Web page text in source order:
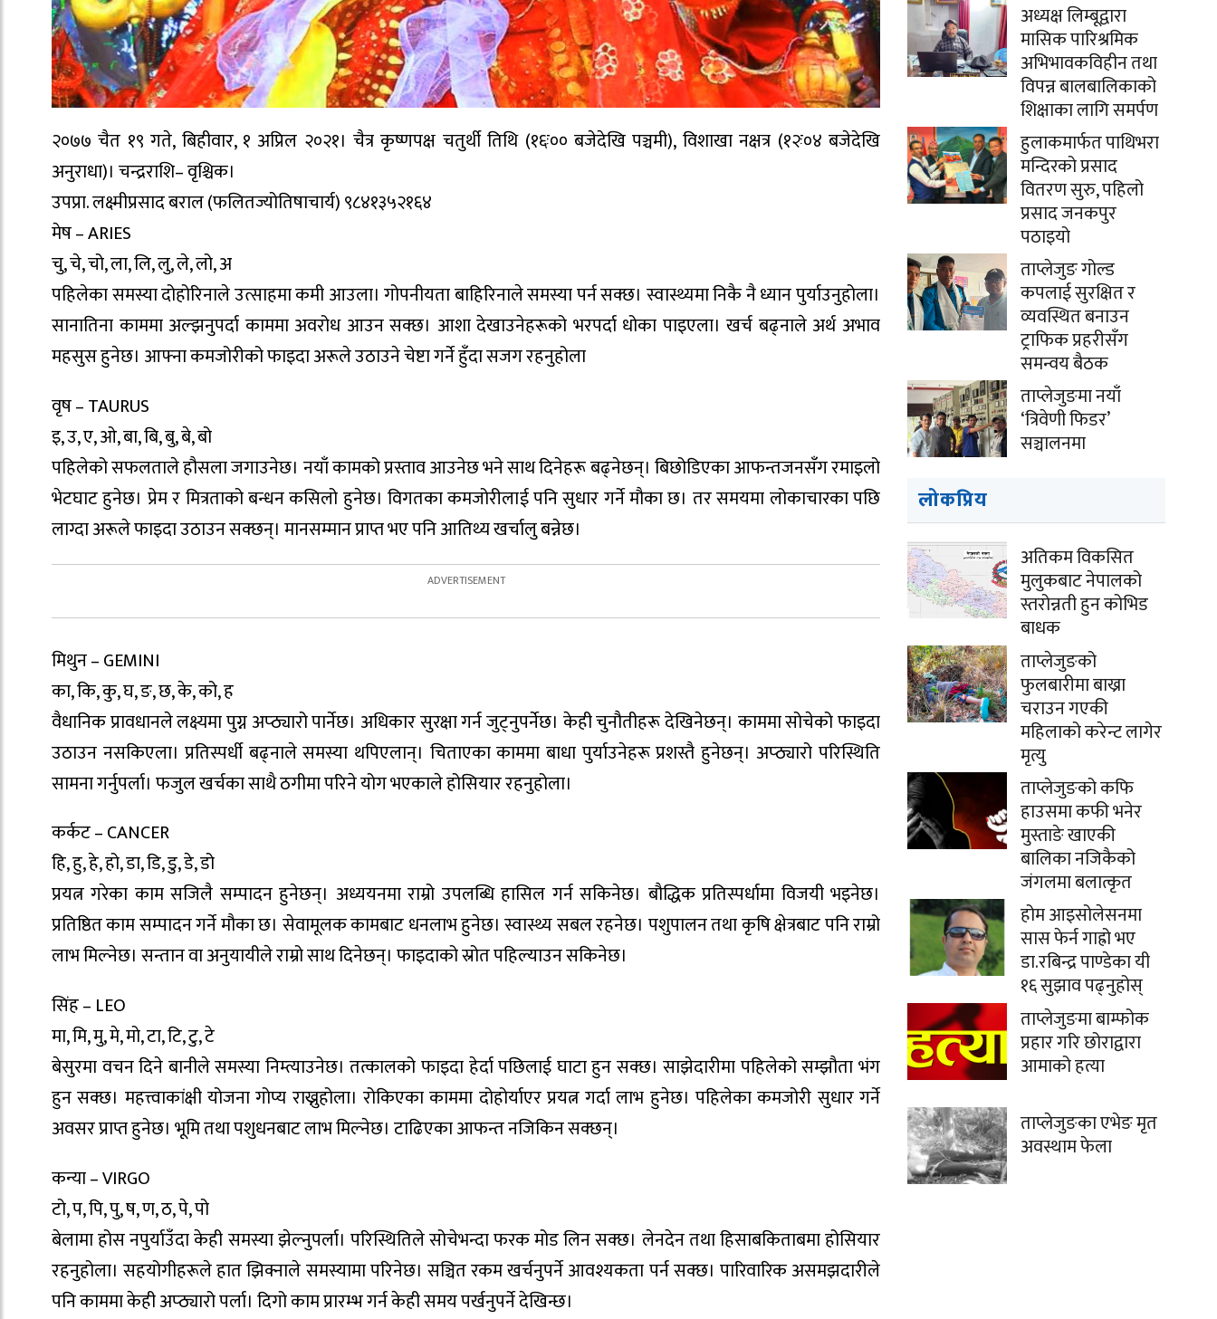
२०७७ चैत १९ गते, बिहीवार, १ अप्रिल २०२१। चैत्र कृष्णपक्ष चतुर्थी तिथि (१६ः०० बजेदेखि पञ्चमी), विशाखा नक्षत्र (१२ः०४ बजेदेखि
अनुराधा)। चन्द्रराशि– वृश्चिक।
उपप्रा. लक्ष्मीप्रसाद बराल (फलितज्योतिषाचार्य) ९८४१३५२१६४
मेष – ARIES
चु, चे, चो, ला, लि, लु, ले, लो, अ
पहिलेका समस्या दोहोरिनाले उत्साहमा कमी आउला। गोपनीयता बाहिरिनाले समस्या पर्न सक्छ। स्वास्थ्यमा निकै नै ध्यान पुर्याउनुहोला।
सानातिना काममा अल्झनुपर्दा काममा अवरोध आउन सक्छ। आशा देखाउनेहरूको भरपर्दा धोका पाइएला। खर्च बढ्नाले अर्थ अभाव
महसुस हुनेछ। आफ्ना कमजोरीको फाइदा अरूले उठाउने चेष्टा गर्ने हुँदा सजग रहनुहोला
वृष – TAURUS
इ, उ, ए, ओ, बा, बि, बु, बे, बो
पहिलेको सफलताले हौसला जगाउनेछ। नयाँ कामको प्रस्ताव आउनेछ भने साथ दिनेहरू बढ्नेछन्। बिछोडिएका आफन्तजनसँग रमाइलो
भेटघाट हुनेछ। प्रेम र मित्रताको बन्धन कसिलो हुनेछ। विगतका कमजोरीलाई पनि सुधार गर्ने मौका छ। तर समयमा लोकाचारका पछि
लाग्दा अरूले फाइदा उठाउन सक्छन्। मानसम्मान प्राप्त भए पनि आतिथ्य खर्चालु बन्नेछ।
मिथुन – GEMINI
का, कि, कु, घ, ङ, छ, के, को, ह
वैधानिक प्रावधानले लक्ष्यमा पुग्न अप्ठ्यारो पार्नेछ। अधिकार सुरक्षा गर्न जुट्नुपर्नेछ। केही चुनौतीहरू देखिनेछन्। काममा सोचेको फाइदा
उठाउन नसकिएला। प्रतिस्पर्धी बढ्नाले समस्या थपिएलान्। चिताएका काममा बाधा पुर्याउनेहरू प्रशस्तै हुनेछन्। अप्ठ्यारो परिस्थिति
सामना गर्नुपर्ला। फजुल खर्चका साथै ठगीमा परिने योग भएकाले होसियार रहनुहोला।
कर्कट – CANCER
हि, हु, हे, हो, डा, डि, डु, डे, डो
प्रयत्न गरेका काम सजिलै सम्पादन हुनेछन्। अध्ययनमा राम्रो उपलब्धि हासिल गर्न सकिनेछ। बौद्धिक प्रतिस्पर्धामा विजयी भइनेछ।
प्रतिष्ठित काम सम्पादन गर्ने मौका छ। सेवामूलक कामबाट धनलाभ हुनेछ। स्वास्थ्य सबल रहनेछ। पशुपालन तथा कृषि क्षेत्रबाट पनि राम्रो
लाभ मिल्नेछ। सन्तान वा अनुयायीले राम्रो साथ दिनेछन्। फाइदाको स्रोत पहिल्याउन सकिनेछ।
सिंह – LEO
मा, मि, मु, मे, मो, टा, टि, टु, टे
बेसुरमा वचन दिने बानीले समस्या निम्त्याउनेछ। तत्कालको फाइदा हेर्दा पछिलाई घाटा हुन सक्छ। साझेदारीमा पहिलेको सम्झौता भंग
हुन सक्छ। महत्त्वाकांक्षी योजना गोप्य राख्नुहोला। रोकिएका काममा दोहोर्याएर प्रयत्न गर्दा लाभ हुनेछ। पहिलेका कमजोरी सुधार गर्ने
अवसर प्राप्त हुनेछ। भूमि तथा पशुधनबाट लाभ मिल्नेछ। टाढिएका आफन्त नजिकिन सक्छन्।
कन्या – VIRGO
टो, प, पि, पु, ष, ण, ठ, पे, पो
बेलामा होस नपुर्याउँदा केही समस्या झेल्नुपर्ला। परिस्थितिले सोचेभन्दा फरक मोड लिन सक्छ। लेनदेन तथा हिसाबकिताबमा होसियार
रहनुहोला। सहयोगीहरूले हात झिक्नाले समस्यामा परिनेछ। सञ्चित रकम खर्चनुपर्ने आवश्यकता पर्न सक्छ। पारिवारिक असमझदारीले
पनि काममा केही अप्ठ्यारो पर्ला। दिगो काम प्रारम्भ गर्न केही समय पर्खनुपर्ने देखिन्छ।
अध्यक्ष लिम्बूद्वारा
मासिक पारिश्रमिक
अभिभावकविहीन तथा
विपन्न बालबालिकाको
शिक्षाका लागि समर्पण
हुलाकमार्फत पाथिभरा
मन्दिरको प्रसाद
वितरण सुरु, पहिलो
प्रसाद जनकपुर
पठाइयो
ताप्लेजुङ गोल्ड
कपलाई सुरक्षित र
व्यवस्थित बनाउन
ट्राफिक प्रहरीसँग
समन्वय बैठक
ताप्लेजुङमा नयाँ
‘त्रिवेणी फिडर’
सञ्चालनमा
लोकप्रिय
अतिकम विकसित
मुलुकबाट नेपालको
स्तरोन्नती हुन कोभिड
बाधक
ताप्लेजुङको
फुलबारीमा बाख्रा
चराउन गएकी
महिलाको करेन्ट लागेर
मृत्यु
ताप्लेजुङको कफि
हाउसमा कफी भनेर
मुस्ताङे खाएकी
बालिका नजिकैको
जंगलमा बलात्कृत
होम आइसोलेसनमा
सास फेर्न गाह्रो भए
डा.रबिन्द्र पाण्डेका यी
१६ सुझाव पढ्नुहोस्
ताप्लेजुङमा बाम्फोक
प्रहार गरि छोराद्वारा
आमाको हत्या
ताप्लेजुङका एभेङ मृत
अवस्थाम फेला